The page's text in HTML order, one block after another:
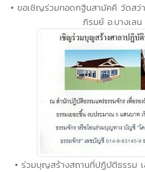
• ขอเชิญร่วมทอดกฐินสามัคคี วัดสว่
ภิรมย์ อ.บางเล
• ร่วมบุญสร้างสถานที่ปฏิบัติธรรม